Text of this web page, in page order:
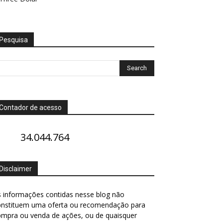
Pesquisa
de acesso
34.044.764
Disclaimer
informações contidas nesse blog não
uma oferta ou recomendação para
ou venda de ações, ou de quaisquer